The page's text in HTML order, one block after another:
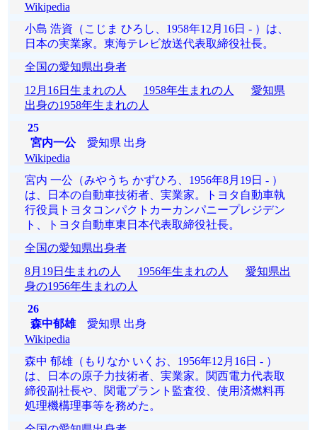
Wikipedia
小島 浩資（こじま ひろし、1958年12月16日 - ）は、
日本の実業家。東海テレビ放送代表取締役社長。
全国の愛知県出身者
12月16日生まれの人
1958年生まれの人
愛知県
出身の1958年生まれの人
25
宮内一公愛知県 出身
Wikipedia
宮内 一公（みやうち かずひろ、1956年8月19日 - ）
は、日本の自動車技術者、実業家。トヨタ自動車執
行役員トヨタコンパクトカーカンパニープレジデン
ト、トヨタ自動車東日本代表取締役社長。
全国の愛知県出身者
8月19日生まれの人
1956年生まれの人
愛知県出
身の1956年生まれの人
26
森中郁雄愛知県 出身
Wikipedia
森中 郁雄（もりなか いくお、1956年12月16日 - ）
は、日本の原子力技術者、実業家。関西電力代表取
締役副社長や、関電プラント監査役、使用済燃料再
処理機構理事等を務めた。